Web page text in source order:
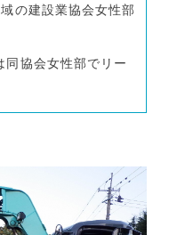
の建設業協会女性部
協会女性部でリー